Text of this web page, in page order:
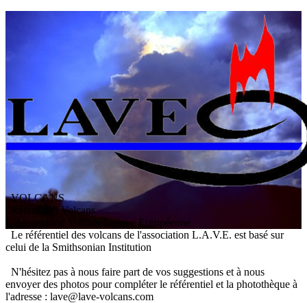
VOLCANS
/ Référentiel Volcans
ssociation V olcanologiqueEuropéenne
Le référentiel des volcans de l'association L.A.V.E. est basé sur
celui de la Smithsonian Institution
N'hésitez pas à nous faire part de vos suggestions et à nous
envoyer des photos pour compléter le référentiel et la photothèque à
l'adresse : lave@lave-volcans.com